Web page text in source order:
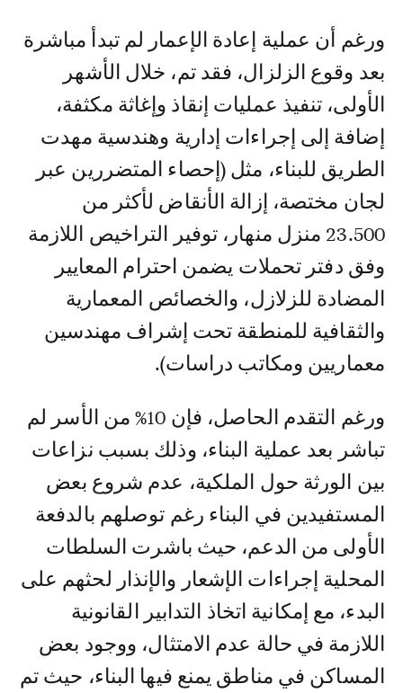
ورغم أن عملية إعادة الإعمار لم تبدأ مباشرة
بعد وقوع الزلزال، فقد تم، خلال الأشهر
الأولى، تنفيذ عمليات إنقاذ وإغاثة مكثفة،
إضافة إلى إجراءات إدارية وهندسية مهدت
الطريق للبناء، مثل (إحصاء المتضررين عبر
لجان مختصة، إزالة الأنقاض لأكثر من
23.500 منزل منهار، توفير التراخيص اللازمة
وفق دفتر تحملات يضمن احترام المعايير
المضادة للزلازل، والخصائص المعمارية
والثقافية للمنطقة تحت إشراف مهندسين
معماريين ومكاتب دراسات).
ورغم التقدم الحاصل، فإن 10% من الأسر لم
تباشر بعد عملية البناء، وذلك بسبب نزاعات
بين الورثة حول الملكية، عدم شروع بعض
المستفيدين في البناء رغم توصلهم بالدفعة
الأولى من الدعم، حيث باشرت السلطات
المحلية إجراءات الإشعار والإنذار لحثهم على
البدء، مع إمكانية اتخاذ التدابير القانونية
اللازمة في حالة عدم الامتثال، ووجود بعض
المساكن في مناطق يمنع فيها البناء، حيث تم